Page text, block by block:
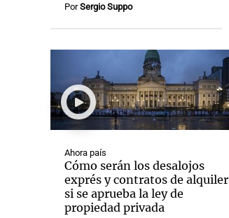
PorSergio Suppo
Ahora país
Cómo serán los desalojos
exprés y contratos de alquiler
si se aprueba la ley de
propiedad privada